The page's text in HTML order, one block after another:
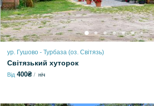
ур. Гушово - Турбаза (оз. Світязь)
Світязький хуторок
Від 400₴ ніч